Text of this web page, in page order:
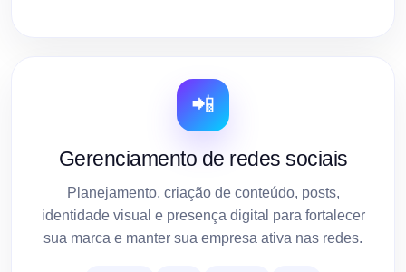
📲
Gerenciamento de redes sociais
Planejamento, criação de conteúdo, posts,
identidade visual e presença digital para fortalecer
sua marca e manter sua empresa ativa nas redes.